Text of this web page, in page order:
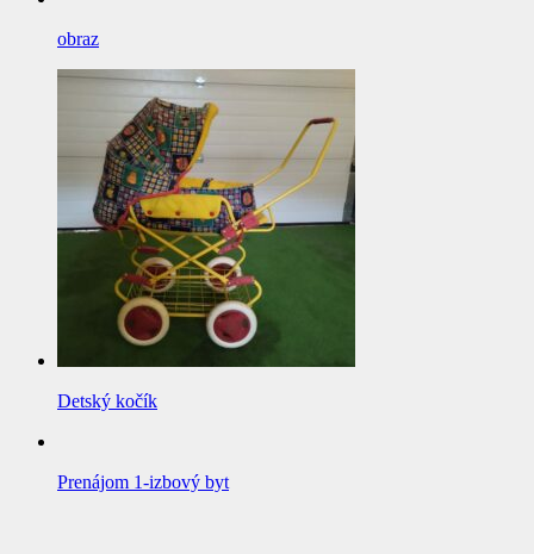
obraz
Detský kočík
Prenájom 1-izbový byt